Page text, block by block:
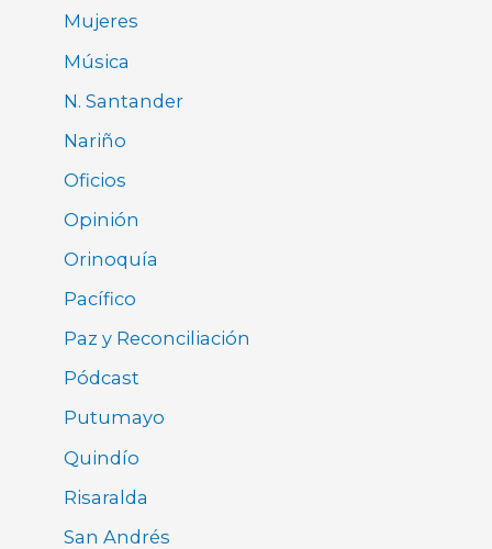
Mujeres
Música
N. Santander
Nariño
Oficios
Opinión
Orinoquía
Pacífico
Paz y Reconciliación
Pódcast
Putumayo
Quindío
Risaralda
San Andrés